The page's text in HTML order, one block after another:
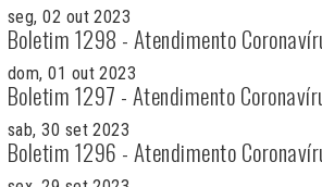
seg, 02 out 2023
Boletim 1298 - Atendimento
dom, 01 out 2023
Boletim 1297 - Atendimento
sab, 30 set 2023
Boletim 1296 - Atendimento